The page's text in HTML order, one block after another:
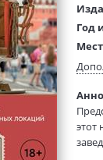
Год
Тип
этот